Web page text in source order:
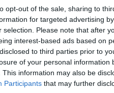
opt-out of the sale, sharing to
for targeted advertising
selection. Please note that after
interest-based ads based on
to third parties prior to
of your personal information
This information may also be
Participants that may further
Dobříšsko
Dobříšsko a
dneška součastí